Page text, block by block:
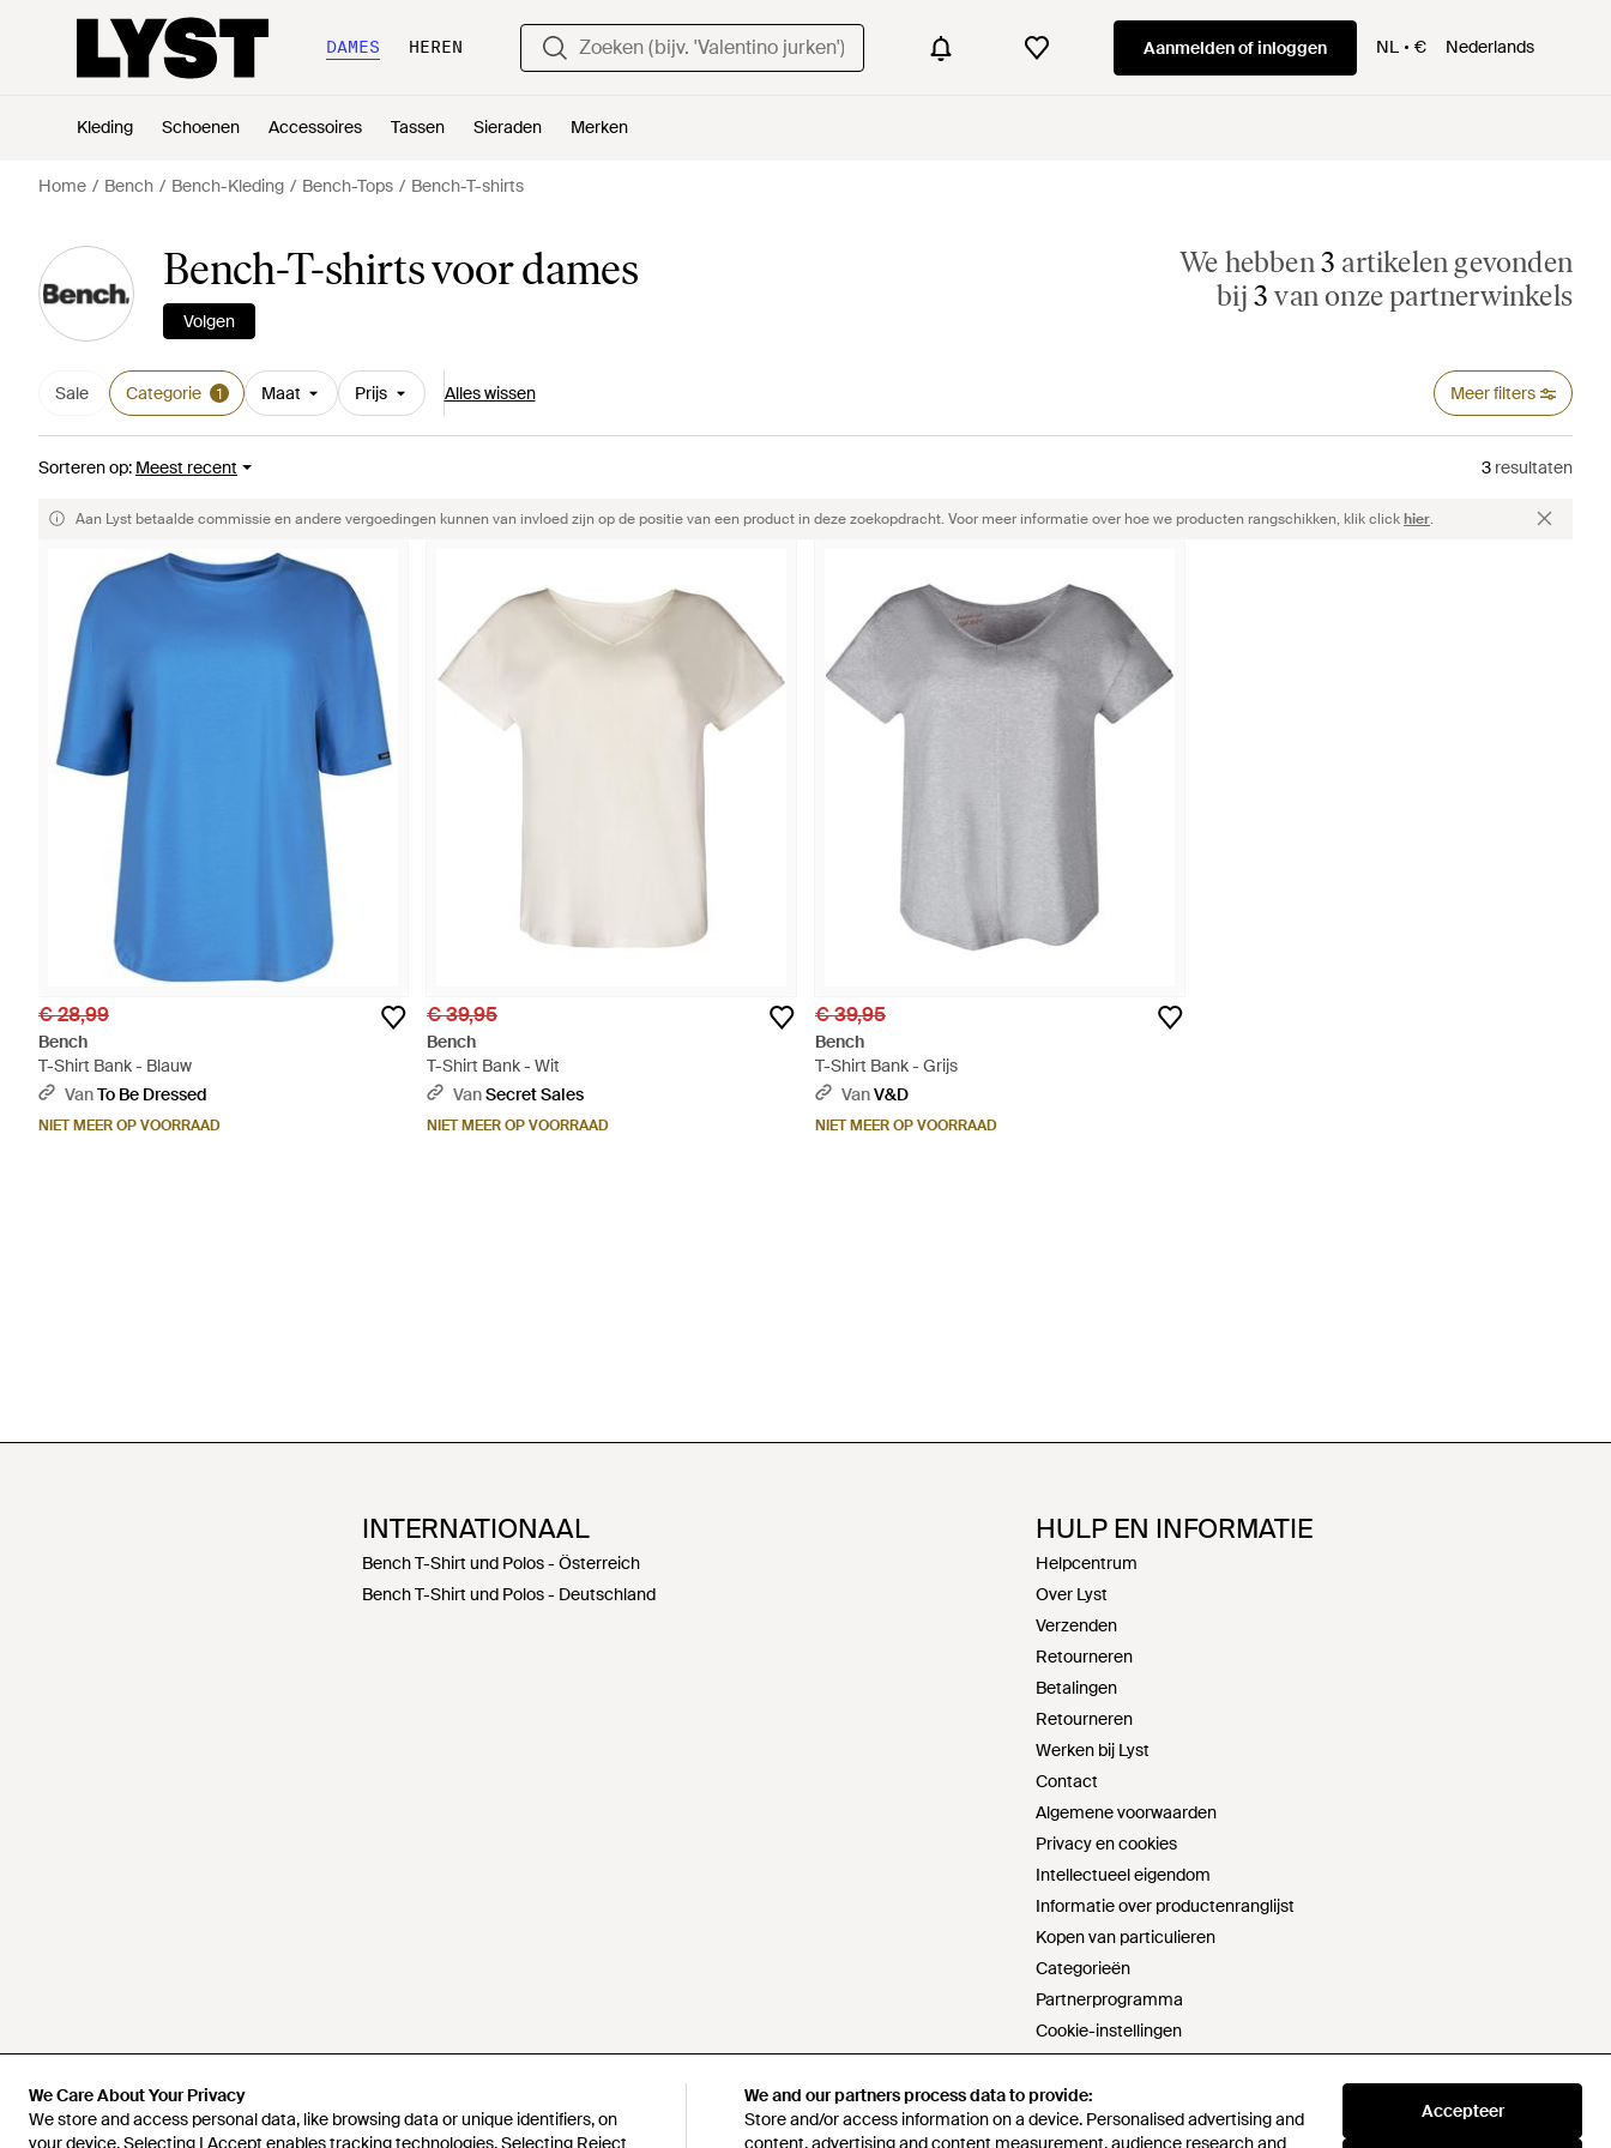
We Care About Your Privacy
We store and access personal data, like browsing data or unique identifiers, on
your device. Selecting I Accept enables tracking technologies. Selecting Reject
We and our partners process data to provide:
Store and/or access information on a device. Personalised advertising and
content, advertising and content measurement, audience research and
Accepteer
DAMES HEREN Aanmelden of inloggen NL € Nederlands
Kleding Schoenen Accessoires Tassen Sieraden Merken
We Care About Your Privacy
We store and access personal data, like browsing data or unique identifiers, on
your device. Selecting I Accept enables tracking technologies. Selecting Reject
We and our partners process data to provide:
Store and/or access information on a device. Personalised advertising and
content, advertising and content measurement, audience research and
Accepteer
Home Bench Bench-Kleding Bench-Tops Bench-T-shirts
Bench-T-shirts voor dames
Volgen
We hebben3 artikelen gevonden
bij 3 van onze partnerwinkels
Sale Categorie 1 Maat Prijs Alles wissen Meer filters
Sorteren op: Meest recent 3 resultaten
Aan Lyst betaalde commissie en andere vergoedingen kunnen van invloed zijn op de positie van een product in deze zoekopdracht. Voor meer informatie over hoe we producten rangschikken, klik clickhier.
€ 28,99
Bench
T-Shirt Bank - Blauw
VanTo Be Dressed
NIET MEER OP VOORRAAD
€ 39,95
Bench
T-Shirt Bank - Wit
VanSecret Sales
NIET MEER OP VOORRAAD
€ 39,95
Bench
T-Shirt Bank - Grijs
VanV&D
NIET MEER OP VOORRAAD
INTERNATIONAAL
Bench T-Shirt und Polos - Österreich
Bench T-Shirt und Polos - Deutschland
HULP EN INFORMATIE
Helpcentrum
Over Lyst
Verzenden
Retourneren
Betalingen
Retourneren
Werken bij Lyst
Contact
Algemene voorwaarden
Privacy en cookies
Intellectueel eigendom
Informatie over productenranglijst
Kopen van particulieren
Categorieën
Partnerprogramma
Cookie-instellingen
Do not sell or share my personal information
Verklaring moderne slavernij
s172-verklaring